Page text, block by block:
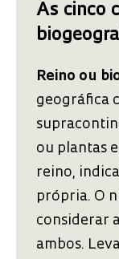
As cinco
Reino ou
geográfica
ou plantas
reino,
própria. O
considerar
ambos.